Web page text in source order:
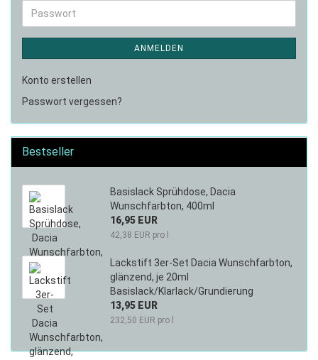
Adresse
Passwort
ANMELDEN
Konto erstellen
Passwort vergessen?
Bestseller
Basislack Sprühdose, Dacia
Wunschfarbton, 400ml
16,95 EUR
42,38 EUR pro l
Lackstift 3er-Set Dacia Wunschfarbton,
glänzend, je 20ml
Basislack/Klarlack/Grundierung
13,95 EUR
232,50 EUR pro l